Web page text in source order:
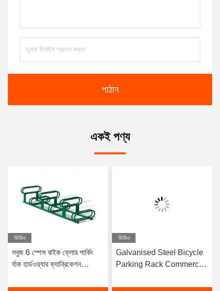
পাঠান
একই পণ্য
ভিডিও
সবুজ 6 স্পেস বাইক ফ্লোর পার্কিং
র্যাক হার্ডওয়্যার ফ্যাব্রিকেশন
ভিডিও
Galvanised Steel Bicycle
Parking Rack Commercial